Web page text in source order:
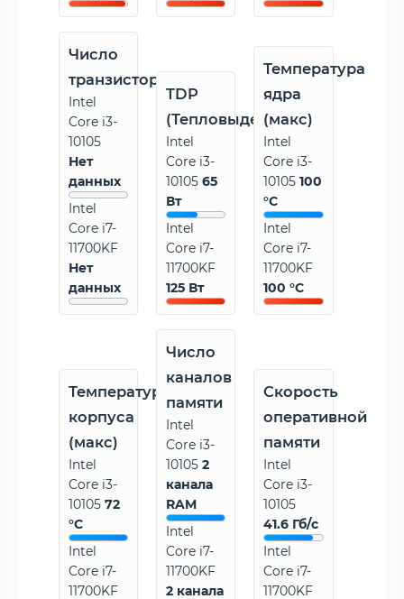
Число
транзисторов
Intel
Core i3-
10105
Нет
данных
Intel
Core i7-
11700KF
Нет
данных
TDP
(Тепловыделение)
Intel
Core i3-
1010565
Вт
Intel
Core i7-
11700KF
125 Вт
Температура
ядра
(макс)
Intel
Core i3-
10105100
°C
Intel
Core i7-
11700KF
100 °C
Температура
корпуса
(макс)
Intel
Core i3-
10105 72
°C
Intel
Core i7-
11700KF
Число
каналов
памяти
Intel
Core i3-
101052
канала
RAM
Intel
Core i7-
11700KF
2 канала
Скорость
оперативной
памяти
Intel
Core i3-
10105
41.6 Гб/с
Intel
Core i7-
11700KF